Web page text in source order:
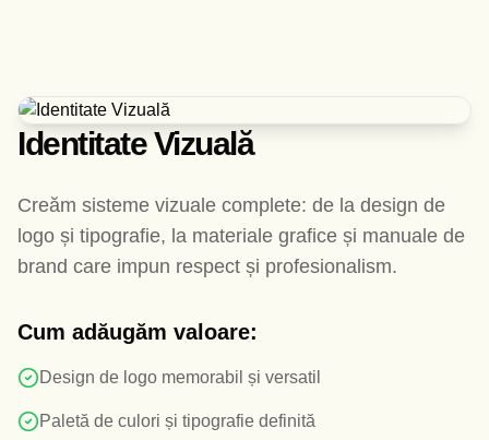
Identitate Vizuală
Creăm sisteme vizuale complete: de la design de
logo și tipografie, la materiale grafice și manuale de
brand care impun respect și profesionalism.
Cum adăugăm valoare:
Design de logo memorabil și versatil
Paletă de culori și tipografie definită